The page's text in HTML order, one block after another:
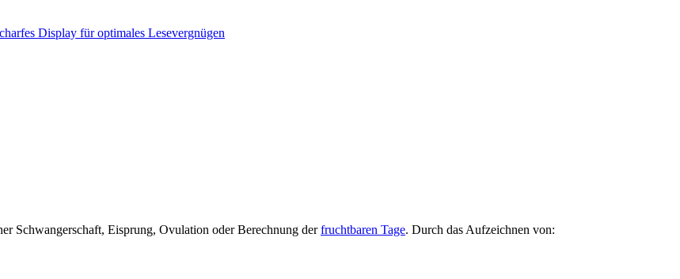
Display für optimales Lesevergnügen
Schwangerschaft, Eisprung, Ovulation oder Berechnung derfruchtbaren Tage. Durch das Aufzeichnen von: